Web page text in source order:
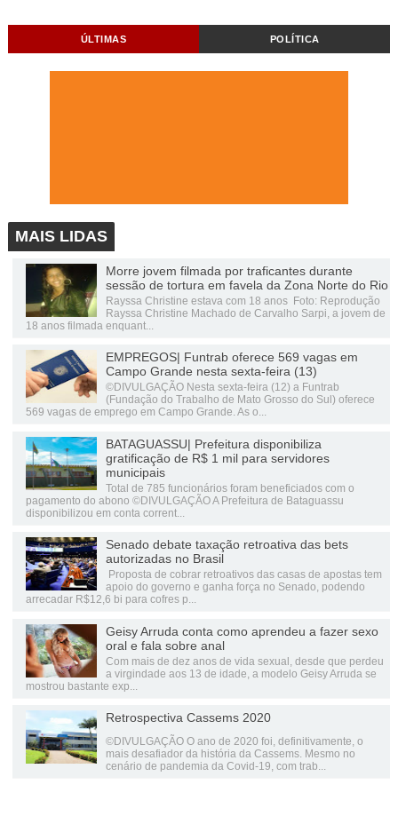
ÚLTIMAS POLÍTICA
MAIS LIDAS
Morre jovem filmada por traficantes durante
sessão de tortura em favela da Zona Norte do Rio
Rayssa Christine estava com 18 anos Foto: Reprodução
Rayssa Christine Machado de Carvalho Sarpi, a jovem de
18 anos filmada enquant...
EMPREGOS| Funtrab oferece 569 vagas em
Campo Grande nesta sexta-feira (13)
©DIVULGAÇÃO Nesta sexta-feira (12) a Funtrab
(Fundação do Trabalho de Mato Grosso do Sul) oferece
569 vagas de emprego em Campo Grande. As o...
BATAGUASSU| Prefeitura disponibiliza
gratificação de R$ 1 mil para servidores
municipais
Total de 785 funcionários foram beneficiados com o
pagamento do abono ©DIVULGAÇÃO A Prefeitura de Bataguassu
disponibilizou em conta corrent...
Senado debate taxação retroativa das bets
autorizadas no Brasil
Proposta de cobrar retroativos das casas de apostas tem
apoio do governo e ganha força no Senado, podendo
arrecadar R$12,6 bi para cofres p...
Geisy Arruda conta como aprendeu a fazer sexo
oral e fala sobre anal
Com mais de dez anos de vida sexual, desde que perdeu
a virgindade aos 13 de idade, a modelo Geisy Arruda se
mostrou bastante exp...
Retrospectiva Cassems 2020
©DIVULGAÇÃO O ano de 2020 foi, definitivamente, o
mais desafiador da história da Cassems. Mesmo no
cenário de pandemia da Covid-19, com trab...